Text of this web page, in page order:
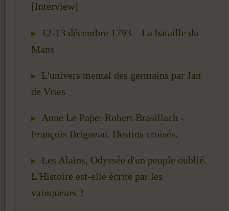
[Interview]
12-13 décembre 1793 – La bataille du
Mans
L'univers mental des germains par Jan
de Vries
Anne Le Pape: Robert Brasillach -
François Brigneau. Destins croisés.
Les Alains, Odyssée d'un peuple oublié.
L'Histoire est-elle écrite par les
vainqueurs ?